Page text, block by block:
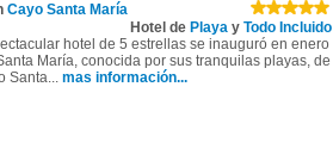
Cayo Santa María
Hotel de Playay Todo Incluido
hotel de 5 estrellas se inauguró en enero
María, conocida por sus tranquilas playas, de
Santa... mas información...